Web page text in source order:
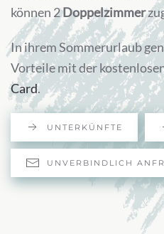
können 2Doppelzimmer
In ihrem Sommerurlaub
Vorteile mit der
Card.
UNTERKÜNFTE
UNVERBINDLICH